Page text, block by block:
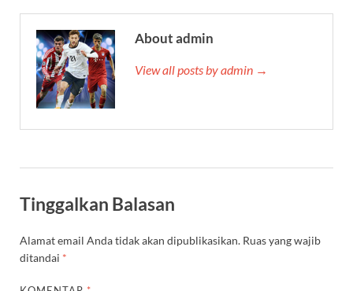
About admin
View all posts by admin →
Tinggalkan Balasan
Alamat email Anda tidak akan dipublikasikan. Ruas yang wajib
ditandai *